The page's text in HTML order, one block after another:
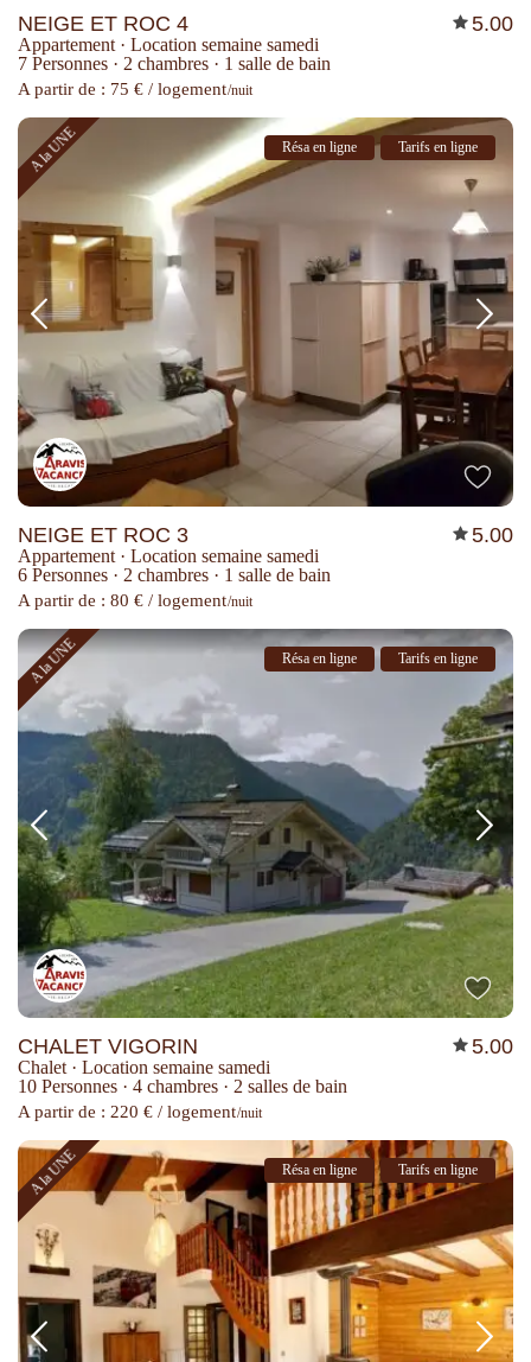
NEIGE ET ROC 4 5.00
Appartement · Location semaine samedi
7 Personnes · 2 chambres · 1 salle de bain
A partir de : 75 € / logement/nuit
A la UNE Résa en ligne Tarifs en ligne
NEIGE ET ROC 3 5.00
Appartement · Location semaine samedi
6 Personnes · 2 chambres · 1 salle de bain
A partir de : 80 € / logement/nuit
A la UNE Résa en ligne Tarifs en ligne
CHALET VIGORIN 5.00
Chalet · Location semaine samedi
10 Personnes · 4 chambres · 2 salles de bain
A partir de : 220 € / logement/nuit
A la UNE Résa en ligne Tarifs en ligne